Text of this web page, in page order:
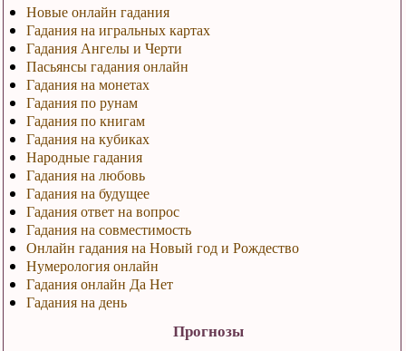
Новые онлайн гадания
Гадания на игральных картах
Гадания Ангелы и Черти
Пасьянсы гадания онлайн
Гадания на монетах
Гадания по рунам
Гадания по книгам
Гадания на кубиках
Народные гадания
Гадания на любовь
Гадания на будущее
Гадания ответ на вопрос
Гадания на совместимость
Онлайн гадания на Новый год и Рождество
Нумерология онлайн
Гадания онлайн Да Нет
Гадания на день
Прогнозы